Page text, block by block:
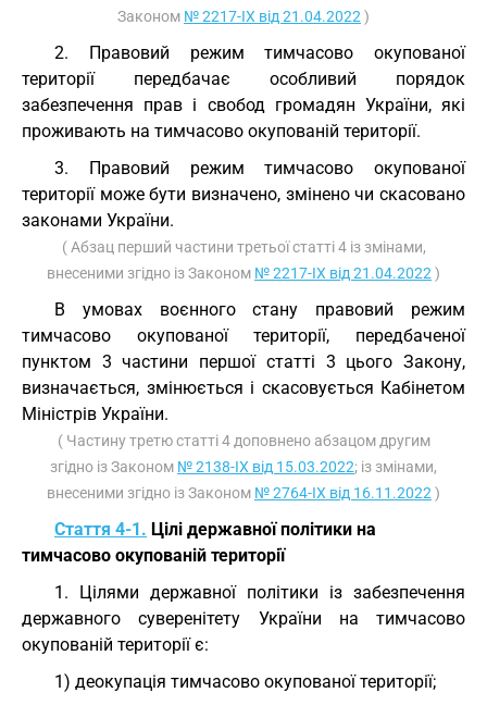
Законом № 2217-IX від 21.04.2022 )
2. Правовий режим тимчасово окупованої
території передбачає особливий порядок
забезпечення прав і свобод громадян України, які
проживають на тимчасово окупованій території.
3. Правовий режим тимчасово окупованої
території може бути визначено, змінено чи скасовано
законами України.
( Абзац перший частини третьої статті 4 із змінами,
внесеними згідно із Законом № 2217-IX від 21.04.2022 )
В умовах воєнного стану правовий режим
тимчасово окупованої території, передбаченої
пунктом 3 частини першої статті 3 цього Закону,
визначається, змінюється і скасовується Кабінетом
Міністрів України.
( Частину третю статті 4 доповнено абзацом другим
згідно із Законом № 2138-IX від 15.03.2022; із змінами,
внесеними згідно із Законом № 2764-IX від 16.11.2022 )
Стаття 4-1. Цілі державної політики на
тимчасово окупованій території
1. Цілями державної політики із забезпечення
державного суверенітету України на тимчасово
окупованій території є:
1) деокупація тимчасово окупованої території;